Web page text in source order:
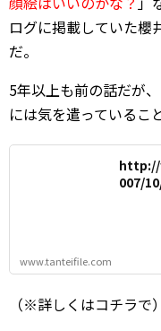
ログに掲載していた櫻
だ。
5年以上も前の話だが
には気を遣っているこ
007/
www.tanteifile.com
（※詳しくはコチラで）